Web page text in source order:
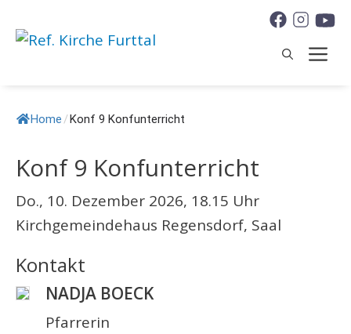
zum
Home/Konf 9 Konfunterricht
Konf 9 Konfunterricht
Do., 10. Dezember 2026, 18.15 Uhr
Kirchgemeindehaus Regensdorf, Saal
Kontakt
NADJA BOECK
Pfarrerin